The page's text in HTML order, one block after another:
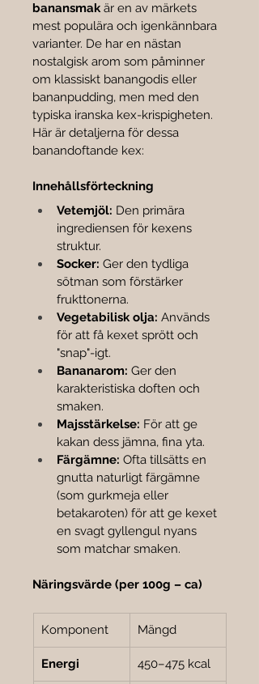
banansmak är en av märkets
mest populära och igenkännbara
varianter. De har en nästan
nostalgisk arom som påminner
om klassiskt banangodis eller
bananpudding, men med den
typiska iranska kex-krispigheten.
Här är detaljerna för dessa
banandoftande kex:
Innehållsförteckning
Vetemjöl: Den primära
ingrediensen för kexens
struktur.
Socker: Ger den tydliga
sötman som förstärker
frukttonerna.
Vegetabilisk olja: Används
för att få kexet sprött och
"snap"-igt.
Bananarom: Ger den
karakteristiska doften och
smaken.
Majsstärkelse: För att ge
kakan dess jämna, fina yta.
Färgämne: Ofta tillsätts en
gnutta naturligt färgämne
(som gurkmeja eller
betakaroten) för att ge kexet
en svagt gyllengul nyans
som matchar smaken.
Näringsvärde (per 100g – ca)
Komponent Mängd
Energi 450–475 kcal